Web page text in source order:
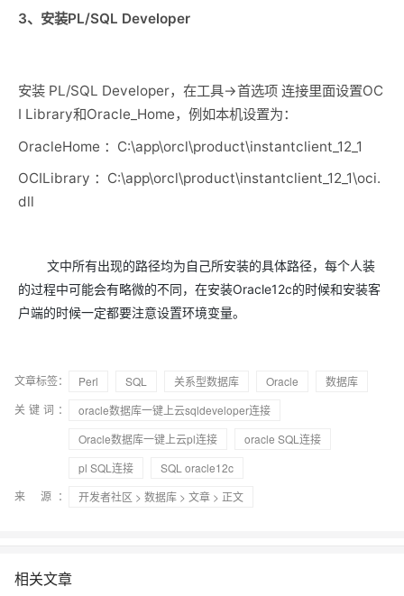
3、安装PL/SQL Developer
安装 PL/SQL Developer，在工具->首选项 连接里面设置OC
I Library和Oracle_Home，例如本机设置为：
OracleHome ： C:\app\orcl\product\instantclient_12_1
OCILibrary ： C:\app\orcl\product\instantclient_12_1\oci.
dll
文中所有出现的路径均为自己所安装的具体路径，每个人装
的过程中可能会有略微的不同，在安装Oracle12c的时候和安装客
户端的时候一定都要注意设置环境变量。
文章标签： Perl SQL 关系型数据库 Oracle
数据库
关键词：
oracle数据库一键上云sqldeveloper连接
Oracle数据库一键上云pl连接
oracle SQL连接
pl SQL连接
SQL oracle12c
来 源：
开发者社区 > 数据库 > 文章 > 正文
相关文章